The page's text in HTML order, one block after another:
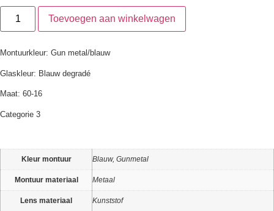
Toevoegen aan winkelwagen
Montuurkleur: Gun metal/blauw
Glaskleur: Blauw degradé
Maat: 60-16
Categorie 3
Kleur montuur Blauw, Gunmetal
Montuur materiaal Metaal
Lens materiaal Kunststof